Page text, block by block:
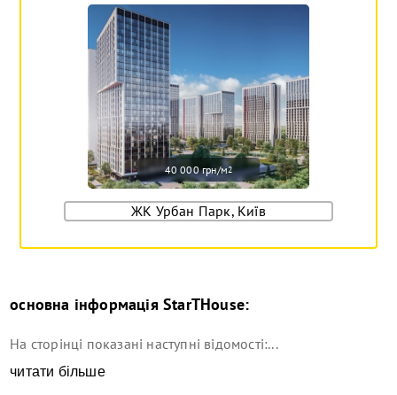
40 000 грн/м2
ЖК Урбан Парк, Київ
основна інформаціяStarTHouse:
На сторінці показані наступні відомості:...
читати більше